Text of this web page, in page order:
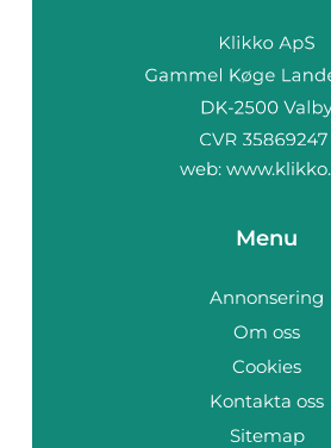
web:
Menu
Annonsering
Om oss
Cookies
Kontakta oss
Sitemap